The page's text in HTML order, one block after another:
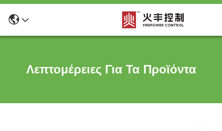
Λεπτομέρειες Για Τα Προϊόντα